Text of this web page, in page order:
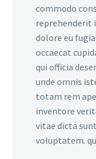
commodo
reprehenderit
dolore eu
occaecat
qui officia
unde omnis
totam rem
inventore
vitae dicta
voluptatem.